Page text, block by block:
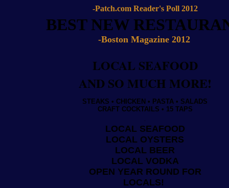
-Patch.com Reader's Poll 2012
BEST NEW
-Boston Magazine 2012
LOCAL SEAFOOD
AND SO MUCH MORE!
STEAKS • CHICKEN • PASTA • SALADS
CRAFT COCKTAILS • 15 TAPS
LOCAL SEAFOOD
LOCAL OYSTERS
LOCAL BEER
LOCAL VODKA
OPEN YEAR ROUND FOR
LOCALS!